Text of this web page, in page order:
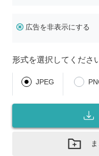
広告を非表示にする
形式を選択してくださ
JPEG